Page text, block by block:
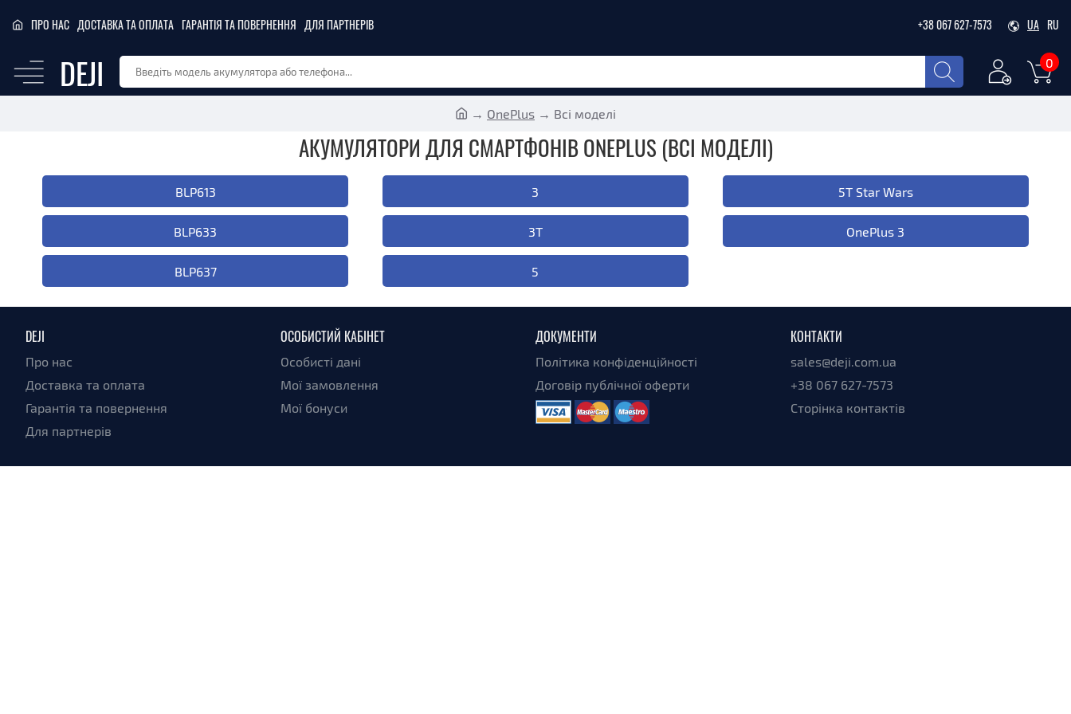
ПРО НАС ДОСТАВКА ТА ОПЛАТА ГАРАНТІЯ ТА ПОВЕРНЕННЯ ДЛЯ ПАРТНЕРІВ +38 067 627-7573 UA RU
DEJI 0
OnePlus Всі моделі
АКУМУЛЯТОРИ ДЛЯ СМАРТФОНІВ ONEPLUS (ВСІ МОДЕЛІ)
BLP613
BLP633
BLP637
3
3T
5
5T Star Wars
OnePlus 3
DEJI
Про нас
Доставка та оплата
Гарантія та повернення
Для партнерів
ОСОБИСТИЙ КАБІНЕТ
Особисті дані
Мої замовлення
Мої бонуси
ДОКУМЕНТИ
Політика конфіденційності
Договір публічної оферти
КОНТАКТИ
sales@deji.com.ua
+38 067 627-7573
Сторінка контактів